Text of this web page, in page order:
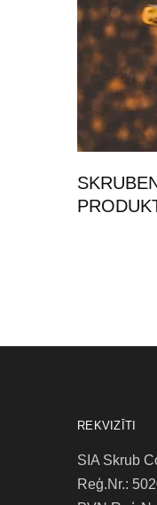
REKVIZĪTI
SIA Skrub
Reģ.Nr.: